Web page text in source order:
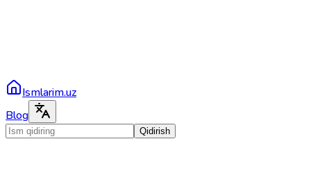
Ismlarim.uz
Blog
Qidirish